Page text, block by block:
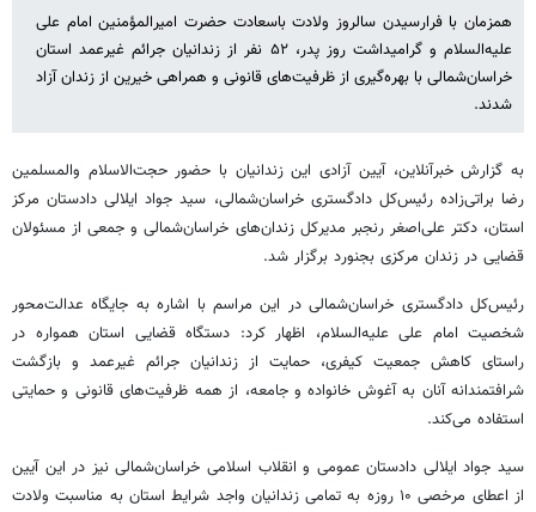
همزمان با فرارسیدن سالروز ولادت باسعادت حضرت امیرالمؤمنین امام علی
علیه‌السلام و گرامیداشت روز پدر، ۵۲ نفر از زندانیان جرائم غیرعمد استان
خراسان‌شمالی با بهره‌گیری از ظرفیت‌های قانونی و همراهی خیرین از زندان آزاد
شدند.
به گزارش خبرآنلاین، آیین آزادی این زندانیان با حضور حجت‌الاسلام والمسلمین
رضا براتی‌زاده رئیس‌کل دادگستری خراسان‌شمالی، سید جواد ایلالی دادستان مرکز
استان، دکتر علی‌اصغر رنجبر مدیرکل زندان‌های خراسان‌شمالی و جمعی از مسئولان
قضایی در زندان مرکزی بجنورد برگزار شد.
رئیس‌کل دادگستری خراسان‌شمالی در این مراسم با اشاره به جایگاه عدالت‌محور
شخصیت امام علی علیه‌السلام، اظهار کرد: دستگاه قضایی استان همواره در
راستای کاهش جمعیت کیفری، حمایت از زندانیان جرائم غیرعمد و بازگشت
شرافتمندانه آنان به آغوش خانواده و جامعه، از همه ظرفیت‌های قانونی و حمایتی
استفاده می‌کند.
سید جواد ایلالی دادستان عمومی و انقلاب اسلامی خراسان‌شمالی نیز در این آیین
از اعطای مرخصی ۱۰ روزه به تمامی زندانیان واجد شرایط استان به مناسبت ولادت